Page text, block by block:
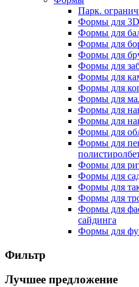
Парк.
Формы для
Формы для
Формы для
Формы для
Формы для
Формы для
Формы для
Формы для
Формы для
Формы для
Формы для
Формы для
Формы для
Формы для
Формы для
Формы для
Формы для
сайдинга
Формы для
Фильтр
Лучшее предложение